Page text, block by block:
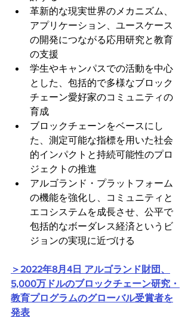
革新的な現実世界のメカニズム、
アプリケーション、ユースケース
の開発につながる応用研究と教育
の支援
学生やキャンパスでの活動を中心
とした、包括的で多様なブロック
チェーン愛好家のコミュニティの
育成
ブロックチェーンをベースにし
た、測定可能な指標を用いた社会
的インパクトと持続可能性のプロ
ジェクトの推進
アルゴランド・プラットフォーム
の機能を強化し、コミュニティと
エコシステムを成長させ、公平で
包括的なボーダレス経済というビ
ジョンの実現に近づける
＞2022年8月4日 アルゴランド財団、
5,000万ドルのブロックチェーン研究・
教育プログラムのグローバル受賞者を
発表